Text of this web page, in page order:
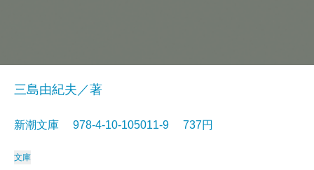
三島由紀夫／著
新潮文庫 978-4-10-105011-9 737円
文庫